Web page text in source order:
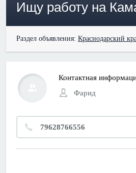
Ищу работу на
Раздел объявления: Краснодарский
Контактная
Фарид
79628766556